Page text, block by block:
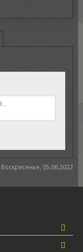
Воскресенье, 05.06.2022